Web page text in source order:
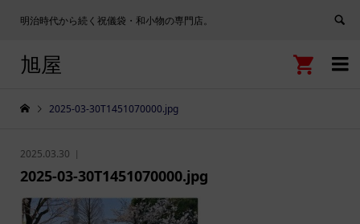
明治時代から続く祝儀袋・和小物の専門店。

旭屋 
2025-03-30T1451070000.jpg
2025.03.30
2025-03-30T1451070000.jpg